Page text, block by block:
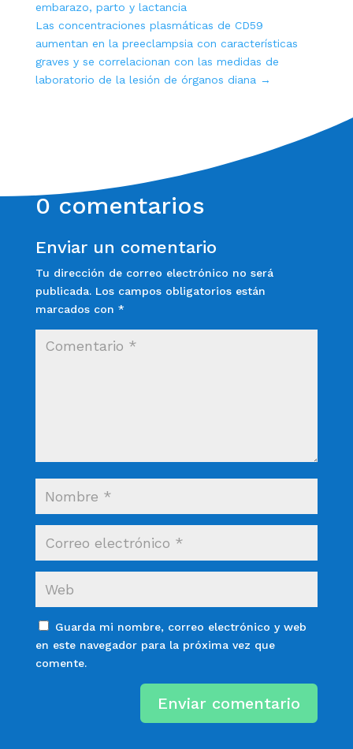
embarazo, parto y lactancia
Las concentraciones plasmáticas de CD59
aumentan en la preeclampsia con características
graves y se correlacionan con las medidas de
laboratorio de la lesión de órganos diana →
0 comentarios
Enviar un comentario
Tu dirección de correo electrónico no será
publicada. Los campos obligatorios están
marcados con *
Guarda mi nombre, correo electrónico y web
en este navegador para la próxima vez que
comente.
Enviar comentario